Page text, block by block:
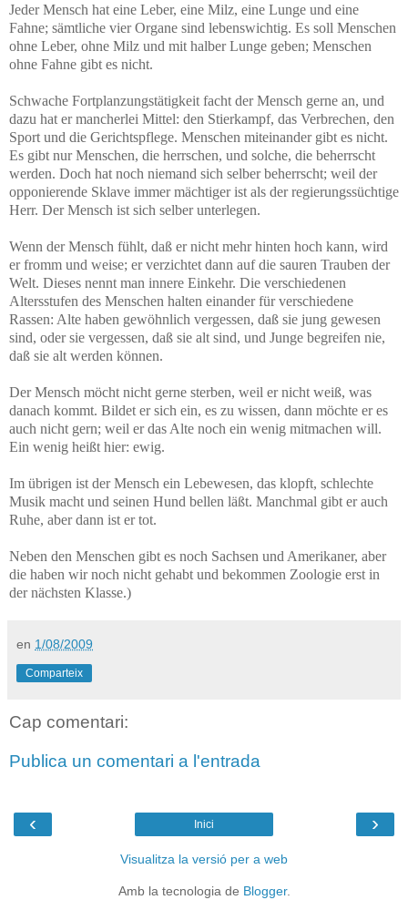
Jeder Mensch hat eine Leber, eine Milz, eine Lunge und eine
Fahne; sämtliche vier Organe sind lebenswichtig. Es soll Menschen
ohne Leber, ohne Milz und mit halber Lunge geben; Menschen
ohne Fahne gibt es nicht.
Schwache Fortplanzungstätigkeit facht der Mensch gerne an, und
dazu hat er mancherlei Mittel: den Stierkampf, das Verbrechen, den
Sport und die Gerichtspflege. Menschen miteinander gibt es nicht.
Es gibt nur Menschen, die herrschen, und solche, die beherrscht
werden. Doch hat noch niemand sich selber beherrscht; weil der
opponierende Sklave immer mächtiger ist als der regierungssüchtige
Herr. Der Mensch ist sich selber unterlegen.
Wenn der Mensch fühlt, daß er nicht mehr hinten hoch kann, wird
er fromm und weise; er verzichtet dann auf die sauren Trauben der
Welt. Dieses nennt man innere Einkehr. Die verschiedenen
Altersstufen des Menschen halten einander für verschiedene
Rassen: Alte haben gewöhnlich vergessen, daß sie jung gewesen
sind, oder sie vergessen, daß sie alt sind, und Junge begreifen nie,
daß sie alt werden können.
Der Mensch möcht nicht gerne sterben, weil er nicht weiß, was
danach kommt. Bildet er sich ein, es zu wissen, dann möchte er es
auch nicht gern; weil er das Alte noch ein wenig mitmachen will.
Ein wenig heißt hier: ewig.
Im übrigen ist der Mensch ein Lebewesen, das klopft, schlechte
Musik macht und seinen Hund bellen läßt. Manchmal gibt er auch
Ruhe, aber dann ist er tot.
Neben den Menschen gibt es noch Sachsen und Amerikaner, aber
die haben wir noch nicht gehabt und bekommen Zoologie erst in
der nächsten Klasse.)
en 1/08/2009
Comparteix
Cap comentari:
Publica un comentari a l'entrada
‹ ›
Inici
Visualitza la versió per a web
Amb la tecnologia de Blogger.